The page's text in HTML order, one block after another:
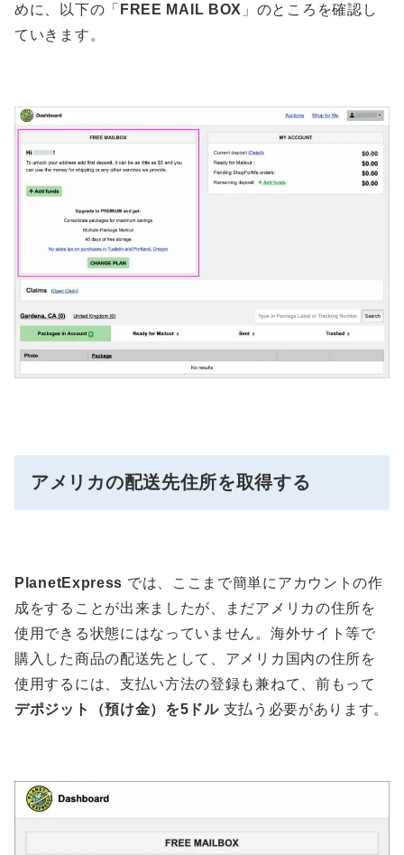
めに、以下の「 FREE MAIL BOX 」のところを確認し
ていきます。
アメリカの配送先住所を取得する
PlanetExpress では、ここまで簡単にアカウントの作
成をすることが出来ましたが、まだアメリカの住所を
使用できる状態にはなっていません。海外サイト等で
購入した商品の配送先として、アメリカ国内の住所を
使用するには、支払い方法の登録も兼ねて、前もって
デポジット（預け金）を5ドル 支払う必要があります。